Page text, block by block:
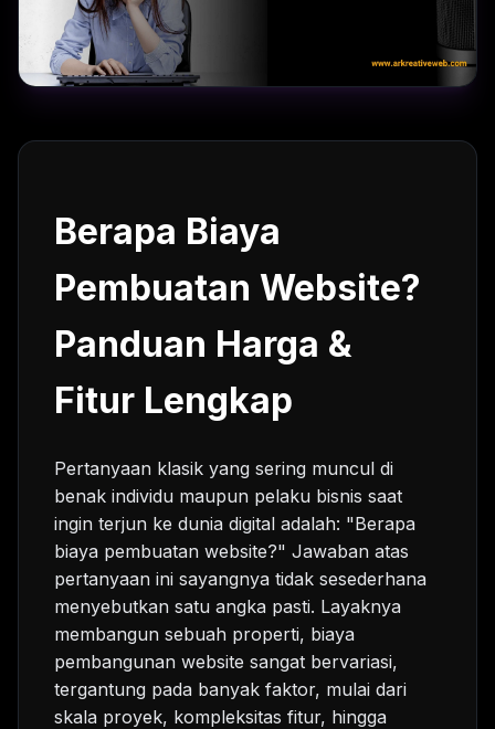
Berapa Biaya
Pembuatan Website?
Panduan Harga &
Fitur Lengkap
Pertanyaan klasik yang sering muncul di
benak individu maupun pelaku bisnis saat
ingin terjun ke dunia digital adalah: "Berapa
biaya pembuatan website?" Jawaban atas
pertanyaan ini sayangnya tidak sesederhana
menyebutkan satu angka pasti. Layaknya
membangun sebuah properti, biaya
pembangunan website sangat bervariasi,
tergantung pada banyak faktor, mulai dari
skala proyek, kompleksitas fitur, hingga